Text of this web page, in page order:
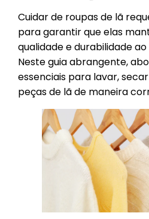
Cuidar de roupas de lã
para garantir que elas
qualidade e durabilidade
Neste guia abrangente,
essenciais para lavar,
peças de lã de maneira